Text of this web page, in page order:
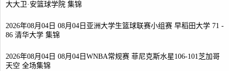
大大卫·安篮球学院 集锦
2026年08月04日 08月04日亚洲大学生篮球联赛小组赛 早稻田大学 71 -
86 清华大学 集锦
2026年08月04日 08月04日WNBA常规赛 菲尼克斯水星106-101芝加哥
天空 全场集锦